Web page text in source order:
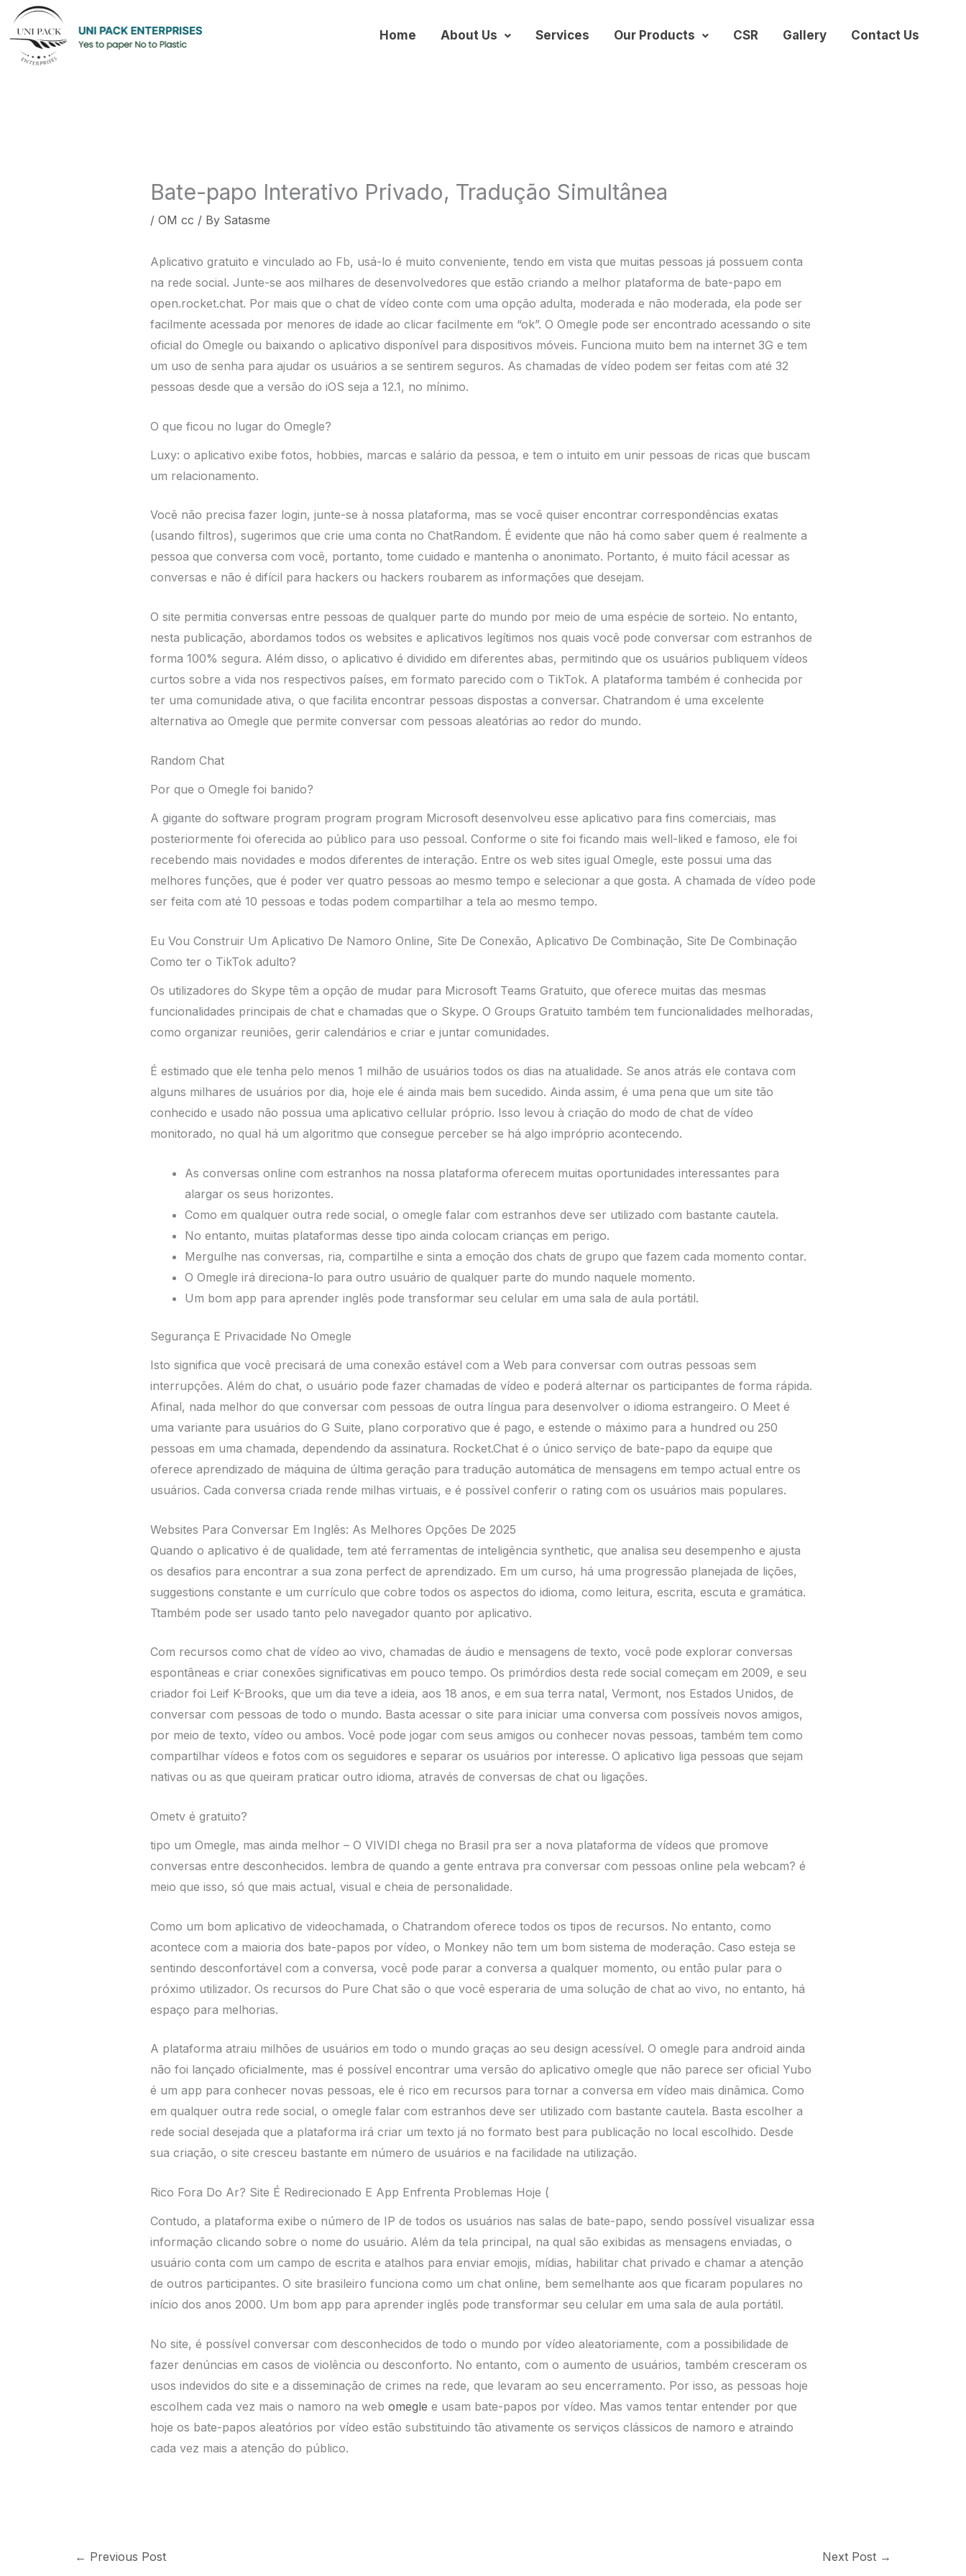
Skip
content
Home About Us Services Our Products CSR Gallery Contact Us
Bate-papo Interativo Privado, Tradução Simultânea
/ OM cc / By Satasme
Aplicativo gratuito e vinculado ao Fb, usá-lo é muito conveniente, tendo em vista que muitas pessoas já possuem conta
na rede social. Junte-se aos milhares de desenvolvedores que estão criando a melhor plataforma de bate-papo em
open.rocket.chat. Por mais que o chat de vídeo conte com uma opção adulta, moderada e não moderada, ela pode ser
facilmente acessada por menores de idade ao clicar facilmente em “ok”. O Omegle pode ser encontrado acessando o site
oficial do Omegle ou baixando o aplicativo disponível para dispositivos móveis. Funciona muito bem na internet 3G e tem
um uso de senha para ajudar os usuários a se sentirem seguros. As chamadas de vídeo podem ser feitas com até 32
pessoas desde que a versão do iOS seja a 12.1, no mínimo.
O que ficou no lugar do Omegle?
Luxy: o aplicativo exibe fotos, hobbies, marcas e salário da pessoa, e tem o intuito em unir pessoas de ricas que buscam
um relacionamento.
Você não precisa fazer login, junte-se à nossa plataforma, mas se você quiser encontrar correspondências exatas
(usando filtros), sugerimos que crie uma conta no ChatRandom. É evidente que não há como saber quem é realmente a
pessoa que conversa com você, portanto, tome cuidado e mantenha o anonimato. Portanto, é muito fácil acessar as
conversas e não é difícil para hackers ou hackers roubarem as informações que desejam.
O site permitia conversas entre pessoas de qualquer parte do mundo por meio de uma espécie de sorteio. No entanto,
nesta publicação, abordamos todos os websites e aplicativos legítimos nos quais você pode conversar com estranhos de
forma 100% segura. Além disso, o aplicativo é dividido em diferentes abas, permitindo que os usuários publiquem vídeos
curtos sobre a vida nos respectivos países, em formato parecido com o TikTok. A plataforma também é conhecida por
ter uma comunidade ativa, o que facilita encontrar pessoas dispostas a conversar. Chatrandom é uma excelente
alternativa ao Omegle que permite conversar com pessoas aleatórias ao redor do mundo.
Random Chat
Por que o Omegle foi banido?
A gigante do software program program program Microsoft desenvolveu esse aplicativo para fins comerciais, mas
posteriormente foi oferecida ao público para uso pessoal. Conforme o site foi ficando mais well-liked e famoso, ele foi
recebendo mais novidades e modos diferentes de interação. Entre os web sites igual Omegle, este possui uma das
melhores funções, que é poder ver quatro pessoas ao mesmo tempo e selecionar a que gosta. A chamada de vídeo pode
ser feita com até 10 pessoas e todas podem compartilhar a tela ao mesmo tempo.
Eu Vou Construir Um Aplicativo De Namoro Online, Site De Conexão, Aplicativo De Combinação, Site De Combinação
Como ter o TikTok adulto?
Os utilizadores do Skype têm a opção de mudar para Microsoft Teams Gratuito, que oferece muitas das mesmas
funcionalidades principais de chat e chamadas que o Skype. O Groups Gratuito também tem funcionalidades melhoradas,
como organizar reuniões, gerir calendários e criar e juntar comunidades.
É estimado que ele tenha pelo menos 1 milhão de usuários todos os dias na atualidade. Se anos atrás ele contava com
alguns milhares de usuários por dia, hoje ele é ainda mais bem sucedido. Ainda assim, é uma pena que um site tão
conhecido e usado não possua uma aplicativo cellular próprio. Isso levou à criação do modo de chat de vídeo
monitorado, no qual há um algoritmo que consegue perceber se há algo impróprio acontecendo.
As conversas online com estranhos na nossa plataforma oferecem muitas oportunidades interessantes para
alargar os seus horizontes.
Como em qualquer outra rede social, o omegle falar com estranhos deve ser utilizado com bastante cautela.
No entanto, muitas plataformas desse tipo ainda colocam crianças em perigo.
Mergulhe nas conversas, ria, compartilhe e sinta a emoção dos chats de grupo que fazem cada momento contar.
O Omegle irá direciona-lo para outro usuário de qualquer parte do mundo naquele momento.
Um bom app para aprender inglês pode transformar seu celular em uma sala de aula portátil.
Segurança E Privacidade No Omegle
Isto significa que você precisará de uma conexão estável com a Web para conversar com outras pessoas sem
interrupções. Além do chat, o usuário pode fazer chamadas de vídeo e poderá alternar os participantes de forma rápida.
Afinal, nada melhor do que conversar com pessoas de outra língua para desenvolver o idioma estrangeiro. O Meet é
uma variante para usuários do G Suite, plano corporativo que é pago, e estende o máximo para a hundred ou 250
pessoas em uma chamada, dependendo da assinatura. Rocket.Chat é o único serviço de bate-papo da equipe que
oferece aprendizado de máquina de última geração para tradução automática de mensagens em tempo actual entre os
usuários. Cada conversa criada rende milhas virtuais, e é possível conferir o rating com os usuários mais populares.
Websites Para Conversar Em Inglês: As Melhores Opções De 2025
Quando o aplicativo é de qualidade, tem até ferramentas de inteligência synthetic, que analisa seu desempenho e ajusta
os desafios para encontrar a sua zona perfect de aprendizado. Em um curso, há uma progressão planejada de lições,
suggestions constante e um currículo que cobre todos os aspectos do idioma, como leitura, escrita, escuta e gramática.
Ttambém pode ser usado tanto pelo navegador quanto por aplicativo.
Com recursos como chat de vídeo ao vivo, chamadas de áudio e mensagens de texto, você pode explorar conversas
espontâneas e criar conexões significativas em pouco tempo. Os primórdios desta rede social começam em 2009, e seu
criador foi Leif K-Brooks, que um dia teve a ideia, aos 18 anos, e em sua terra natal, Vermont, nos Estados Unidos, de
conversar com pessoas de todo o mundo. Basta acessar o site para iniciar uma conversa com possíveis novos amigos,
por meio de texto, vídeo ou ambos. Você pode jogar com seus amigos ou conhecer novas pessoas, também tem como
compartilhar vídeos e fotos com os seguidores e separar os usuários por interesse. O aplicativo liga pessoas que sejam
nativas ou as que queiram praticar outro idioma, através de conversas de chat ou ligações.
Ometv é gratuito?
tipo um Omegle, mas ainda melhor – O VIVIDI chega no Brasil pra ser a nova plataforma de vídeos que promove
conversas entre desconhecidos. lembra de quando a gente entrava pra conversar com pessoas online pela webcam? é
meio que isso, só que mais actual, visual e cheia de personalidade.
Como um bom aplicativo de videochamada, o Chatrandom oferece todos os tipos de recursos. No entanto, como
acontece com a maioria dos bate-papos por vídeo, o Monkey não tem um bom sistema de moderação. Caso esteja se
sentindo desconfortável com a conversa, você pode parar a conversa a qualquer momento, ou então pular para o
próximo utilizador. Os recursos do Pure Chat são o que você esperaria de uma solução de chat ao vivo, no entanto, há
espaço para melhorias.
A plataforma atraiu milhões de usuários em todo o mundo graças ao seu design acessível. O omegle para android ainda
não foi lançado oficialmente, mas é possível encontrar uma versão do aplicativo omegle que não parece ser oficial Yubo
é um app para conhecer novas pessoas, ele é rico em recursos para tornar a conversa em vídeo mais dinâmica. Como
em qualquer outra rede social, o omegle falar com estranhos deve ser utilizado com bastante cautela. Basta escolher a
rede social desejada que a plataforma irá criar um texto já no formato best para publicação no local escolhido. Desde
sua criação, o site cresceu bastante em número de usuários e na facilidade na utilização.
Rico Fora Do Ar? Site É Redirecionado E App Enfrenta Problemas Hoje (
Contudo, a plataforma exibe o número de IP de todos os usuários nas salas de bate-papo, sendo possível visualizar essa
informação clicando sobre o nome do usuário. Além da tela principal, na qual são exibidas as mensagens enviadas, o
usuário conta com um campo de escrita e atalhos para enviar emojis, mídias, habilitar chat privado e chamar a atenção
de outros participantes. O site brasileiro funciona como um chat online, bem semelhante aos que ficaram populares no
início dos anos 2000. Um bom app para aprender inglês pode transformar seu celular em uma sala de aula portátil.
No site, é possível conversar com desconhecidos de todo o mundo por vídeo aleatoriamente, com a possibilidade de
fazer denúncias em casos de violência ou desconforto. No entanto, com o aumento de usuários, também cresceram os
usos indevidos do site e a disseminação de crimes na rede, que levaram ao seu encerramento. Por isso, as pessoas hoje
escolhem cada vez mais o namoro na web omegle e usam bate-papos por vídeo. Mas vamos tentar entender por que
hoje os bate-papos aleatórios por vídeo estão substituindo tão ativamente os serviços clássicos de namoro e atraindo
cada vez mais a atenção do público.
← Previous Post Next Post →